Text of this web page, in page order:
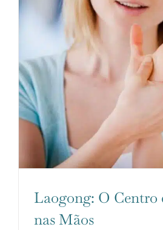
Laogong: O Centro
nas Mãos